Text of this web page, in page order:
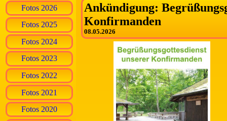
Fotos 2026
Fotos 2025
Fotos 2024
Fotos 2023
Fotos 2022
Fotos 2021
Fotos 2020
Ankündigung:
Konfirmanden
08.05.2026